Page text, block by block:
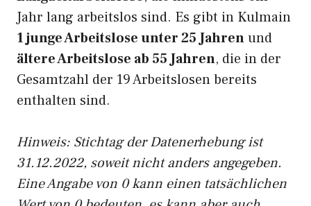
Jahr lang arbeitslos sind. Es gibt in Kulmain
1 junge Arbeitslose unter 25 Jahrenund
ältere Arbeitslose ab 55 Jahren, die in der
Gesamtzahl der 19 Arbeitslosen bereits
enthalten sind.
Hinweis: Stichtag der Datenerhebung ist
31.12.2022, soweit nicht anders angegeben.
Eine Angabe von 0 kann einen tatsächlichen